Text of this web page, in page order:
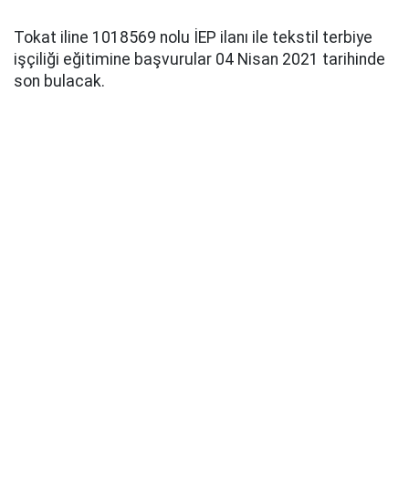
Tokat iline 1018569 nolu İEP ilanı ile tekstil terbiye
işçiliği eğitimine başvurular 04 Nisan 2021 tarihinde
son bulacak.